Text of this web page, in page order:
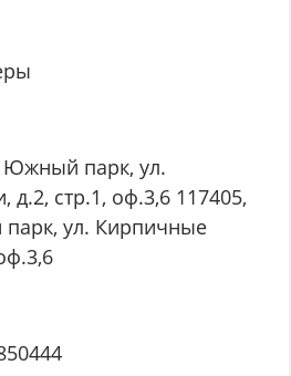
Южный парк, ул.
стр.1, оф.3,6 117405,
ул. Кирпичные